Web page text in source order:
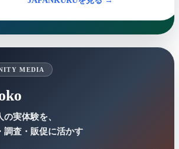
MEDIA
実体験を、
調査・販促に活かす